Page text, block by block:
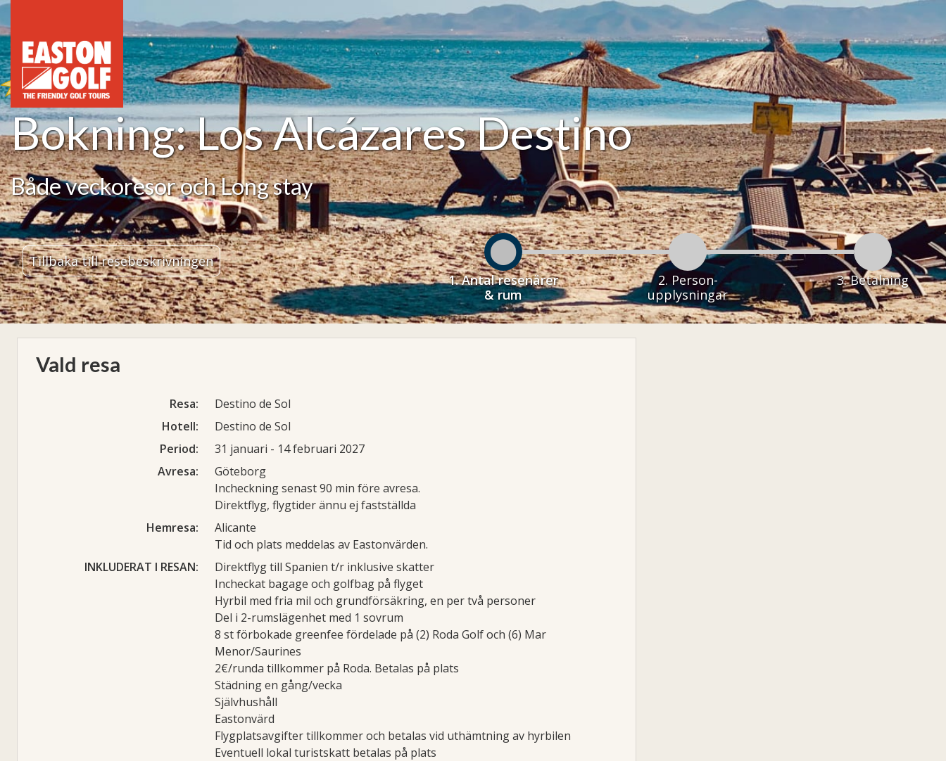
Bokning: Los Alcázares Destino
Både veckoresor och Long stay
Tillbaka till resebeskrivningen
1. Antal resenärer
& rum
2. Person-
upplysningar
3. Betalning
Vald resa
Resa:
Destino de Sol
Hotell:
Destino de Sol
Period:
31 januari - 14 februari 2027
Avresa:
Göteborg
Incheckning senast 90 min före avresa.
Direktflyg, flygtider ännu ej fastställda
Hemresa:
Alicante
Tid och plats meddelas av Eastonvärden.
INKLUDERAT I RESAN:
Direktflyg till Spanien t/r inklusive skatter
Incheckat bagage och golfbag på flyget
Hyrbil med fria mil och grundförsäkring, en per två personer
Del i 2-rumslägenhet med 1 sovrum
8 st förbokade greenfee fördelade på (2) Roda Golf och (6) Mar
Menor/Saurines
2€/runda tillkommer på Roda. Betalas på plats
Städning en gång/vecka
Självhushåll
Eastonvärd
Flygplatsavgifter tillkommer och betalas vid uthämtning av hyrbilen
Eventuell lokal turistskatt betalas på plats